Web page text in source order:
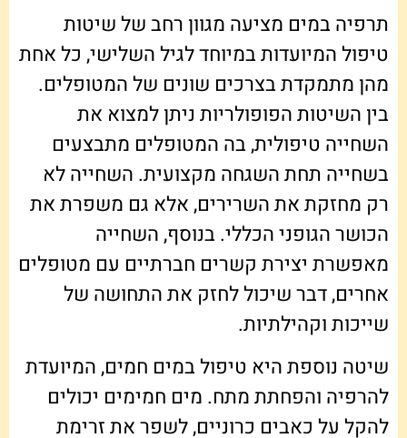
תרפיה במים מציעה מגוון רחב של שיטות
טיפול המיועדות במיוחד לגיל השלישי, כל אחת
מהן מתמקדת בצרכים שונים של המטופלים.
בין השיטות הפופולריות ניתן למצוא את
השחייה טיפולית, בה המטופלים מתבצעים
בשחייה תחת השגחה מקצועית. השחייה לא
רק מחזקת את השרירים, אלא גם משפרת את
הכושר הגופני הכללי. בנוסף, השחייה
מאפשרת יצירת קשרים חברתיים עם מטופלים
אחרים, דבר שיכול לחזק את התחושה של
שייכות וקהילתיות.
שיטה נוספת היא טיפול במים חמים, המיועדת
להרפיה והפחתת מתח. מים חמימים יכולים
להקל על כאבים כרוניים, לשפר את זרימת